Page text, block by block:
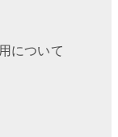
について